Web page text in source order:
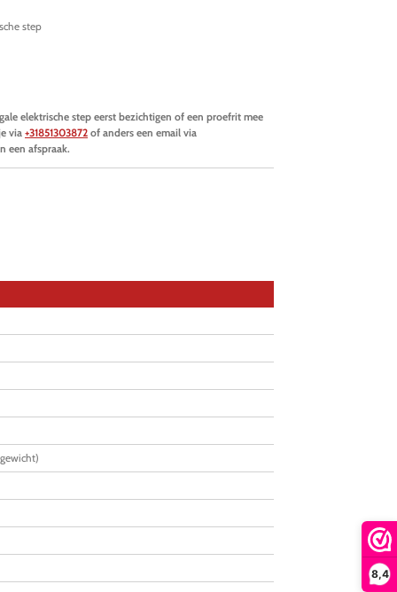
8,4
step
elektrische step eerst bezichtigen of een proefrit mee
via+31851303872 of anders een email via
een afspraak.